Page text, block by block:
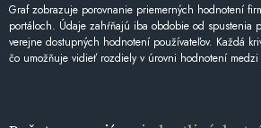
Graf zobrazuje porovnanie priemerných hodnotení
portáloch. Údaje zahŕňajú iba obdobie od spustenia
verejne dostupných hodnotení používateľov. Každá
čo umožňuje vidieť rozdiely v úrovni hodnotení